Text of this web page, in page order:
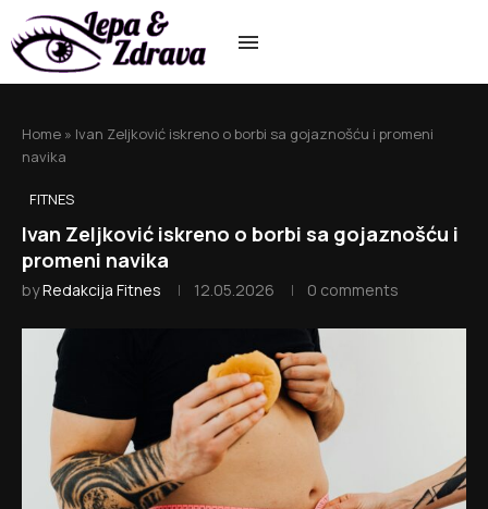
Home » Ivan Zeljković iskreno o borbi sa gojaznošću i promeni
navika
FITNES
Ivan Zeljković iskreno o borbi sa gojaznošću i
promeni navika
byRedakcija Fitnes 12.05.2026 0 comments